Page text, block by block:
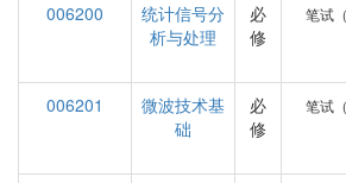
006200
统计信号分
析与处理
必
修
笔试
006201
微波技术基
础
必
修
笔试